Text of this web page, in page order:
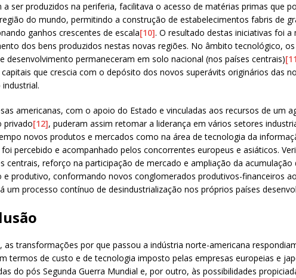
a ser produzidos na periferia, facilitava o acesso de matérias primas que
do mundo, permitindo a construção de estabelecimentos fabris de
ganhos crescentes de escala[10]. O resultado destas iniciativas foi a
dos bens produzidos nestas novas regiões. No âmbito tecnológico,
desenvolvimento permaneceram em solo nacional (nos países centrais)
que crescia com o depósito dos novos superávits originários das
americanas, com o apoio do Estado e vinculadas aos recursos de um
privado[12], puderam assim retomar a liderança em vários setores
novos produtos e mercados como na área de tecnologia da
percebido e acompanhado pelos concorrentes europeus e asiáticos.
centrais, reforço na participação de mercado e ampliação da
e produtivo, conformando novos conglomerados produtivos-financeiros
um processo contínuo de desindustrialização nos próprios países
as transformações por que passou a indústria norte-americana
termos de custo e de tecnologia imposto pelas empresas europeias e
do pós Segunda Guerra Mundial e, por outro, às possibilidades